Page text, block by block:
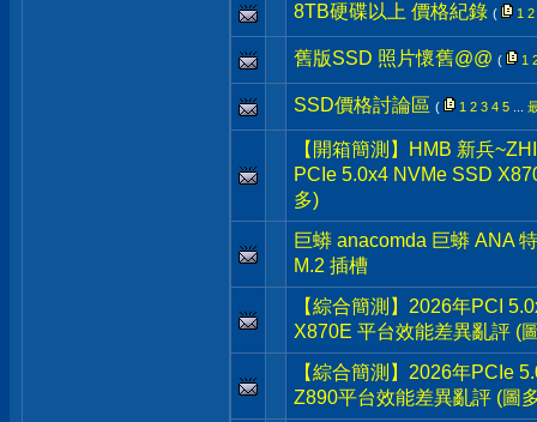
8TB硬碟以上 價格紀錄 ( 1 2
舊版SSD 照片懷舊@@ ( 1
SSD價格討論區 ( 1 2 3 4 5
【開箱簡測】HMB 新兵
PCIe 5.0x4 NVMe SSD
多)
巨蟒 anacomda 巨蟒 ANA
M.2 插槽
【綜合簡測】2026年PCI
X870E 平台效能差異亂評 (
【綜合簡測】2026年PCIe
Z890平台效能差異亂評 (圖